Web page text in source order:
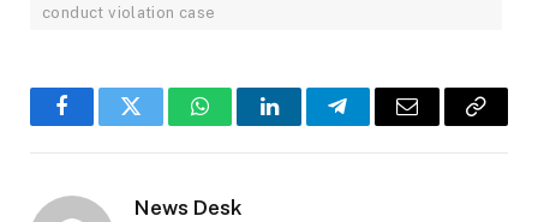
conduct violation case
FacebookTwitter WhatsAppLinkedInTelegramEmail
Copy
News Desk